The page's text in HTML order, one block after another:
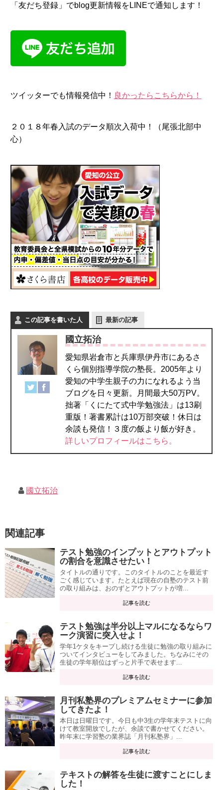
「友だち登録」でblog更新情報をLINEで通知します！
ツイッターでも情報発信中！ 良かったらこちらから！
２０１８年春入試のデータ順次入荷中！（尾張北部中
心）
この記事を書いた人 最新の記事
國立拓治
愛知県岩倉市と兵庫県伊丹市にあるさ
くら個別指導学院の塾長。2005年より
愛知の中学生親子の力になれるよう当
ブログを日々更新。月間最大50万PV。
拙著「くにたて式中学勉強法」は13刷
重版！著書累計は10万部突破！休日は
余談も発信！３度の飯より飯が好き。
詳しいプロフィールはこちら。
國立拓治
関連記事
テスト勉強のインプットとアウトプット
の割合を意識させたい！
タイトルの通りです。このタイトルのことを最近す
ごく感じています。たとえば現在の自塾のテスト前
の取り組みは、おのずとアウトプットが増...
記事を読む
テスト勉強は半分以上マルになるならワ
ーク演習に突入せよ！
学年1ケタをキープし続ける生徒に勉強の取り組みに
ついてインタビューをしてみました。ちなみにその
生徒の学年順位はずっと片手で表せます...
記事を読む
月刊私塾界のプレミアムセミナーに参加
してきたよ！
本日は日曜日です。今日も中3生の学年末テストに向
けて教室開放でしたが、余談で書かせてください。
昨年末に学習塾の業界誌「月刊私塾界」...
記事を読む
テキストの解答を生徒に渡すことにしま
した！